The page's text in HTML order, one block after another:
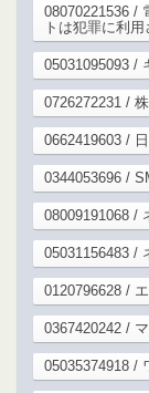
08070221536 /
トは犯罪に利
05031095093 /
0726272231 /
0662419603 /
0344053696 /
08009191068 /
05031156483 /
0120796628 /
0367420242 /
05035374918 /